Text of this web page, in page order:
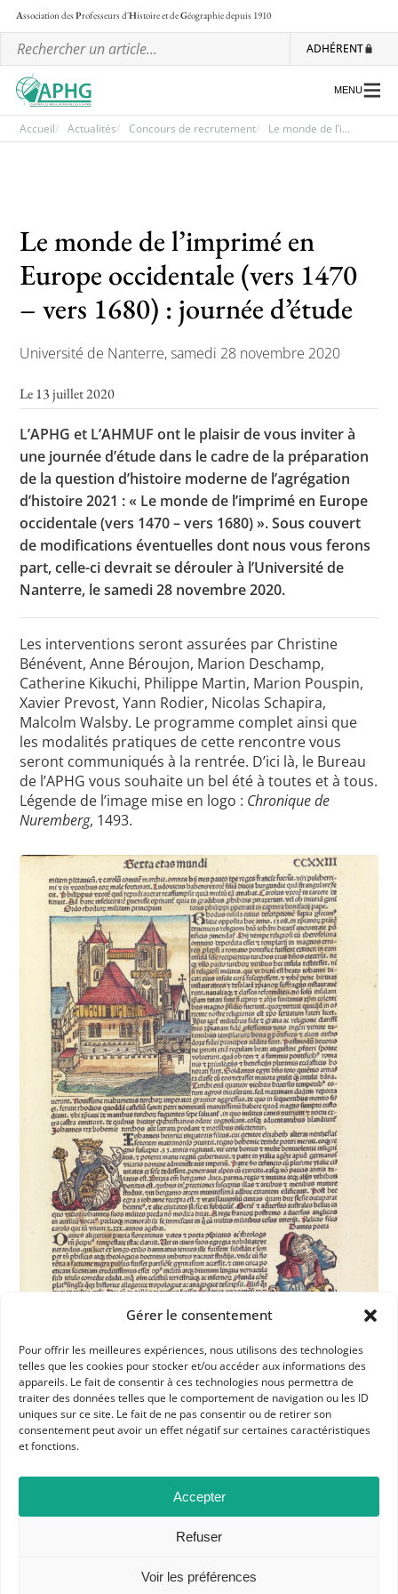
Gérer le consentement
Pour offrir les meilleures expériences, nous utilisons des technologies
telles que les cookies pour stocker et/ou accéder aux informations des
appareils. Le fait de consentir à ces technologies nous permettra de
traiter des données telles que le comportement de navigation ou les ID
uniques sur ce site. Le fait de ne pas consentir ou de retirer son
consentement peut avoir un effet négatif sur certaines caractéristiques
et fonctions.
Accepter
Refuser
Voir les préférences
Association desProfesseurs d'Histoire et deGéographiedepuis 1910
ADHÉRENT
Les ateliers nationaux
Communiqués et motions
Lettre d’information de l’APHG
L’APHG dans la presse
Toutes les actualités
Les rendez-vous de l’APHG
Concours de recrutement
Concours scolaires
Critique d’ouvrages publiés
Culture
MENU
Accueil Actualités Concours de recrutement Le monde de l’i...
Le monde de l’imprimé en
Europe occidentale (vers 1470
– vers 1680) : journée d’étude
Université de Nanterre, samedi 28 novembre 2020
Le 13 juillet 2020
L’APHG et L’AHMUF ont le plaisir de vous inviter à
une journée d’étude dans le cadre de la préparation
de la question d’histoire moderne de l’agrégation
d’histoire 2021 : « Le monde de l’imprimé en Europe
occidentale (vers 1470 – vers 1680) ». Sous couvert
de modifications éventuelles dont nous vous ferons
part, celle-ci devrait se dérouler à l’Université de
Nanterre, le samedi 28 novembre 2020.
Les interventions seront assurées par Christine
Bénévent, Anne Béroujon, Marion Deschamp,
Catherine Kikuchi, Philippe Martin, Marion Pouspin,
Xavier Prevost, Yann Rodier, Nicolas Schapira,
Malcolm Walsby. Le programme complet ainsi que
les modalités pratiques de cette rencontre vous
seront communiqués à la rentrée. D’ici là, le Bureau
de l’APHG vous souhaite un bel été à toutes et à tous.
Légende de l’image mise en logo : Chronique de
Nuremberg, 1493.
Dans les catégories